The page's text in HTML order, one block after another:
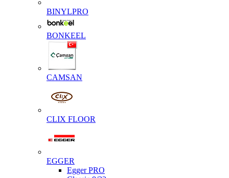
BINYLPRO
BONKEEL
CAMSAN
CLIX FLOOR
EGGER
Egger PRO